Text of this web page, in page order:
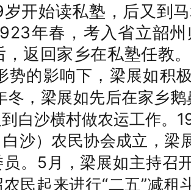
岁开始读私塾，后又到
年春，考入省立韶
，返回家乡在私塾任教。
势的影响下，梁展如积
冬，梁展如先后在家乡
白沙横村做农运工作。
沙）农民协会成立，梁
。 5月，梁展如主持召
民起来进行“二五”减租